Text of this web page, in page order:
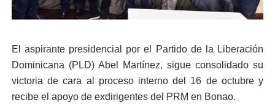
El aspirante presidencial por el Partido de la Liberación
Dominicana (PLD) Abel Martínez, sigue consolidado su
victoria de cara al proceso interno del 16 de octubre y
recibe el apoyo de exdirigentes del PRM en Bonao.